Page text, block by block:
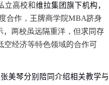
立高校和维拉集团旗下机构，
合作， 王牌商学院MBA跻身
， 两校虽远隔重洋，但求同存
空经济等特色领域的合作可
美琴分别陪同介绍相关教学与